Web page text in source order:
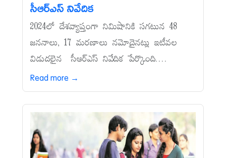
సీఆర్‌ఎస్‌ నివేదిక
2024లో దేశవ్యాప్తంగా నిమిషానికి సగటున 48
జననాలు, 17 మరణాలు నమోదైనట్లు ఇటీవల
విడుదలైన సీఆర్‌ఎస్‌ నివేదిక పేర్కొంది....
Read more →